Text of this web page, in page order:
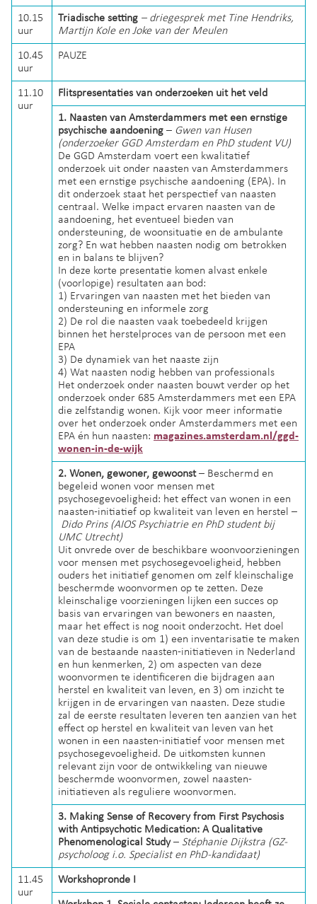
10.15
uur
Triadische setting – driegesprek met Tine Hendriks,
Martijn Kole en Joke van der Meulen
10.45
uur
PAUZE
11.10
uur
Flitspresentaties van onderzoeken uit het veld
1. Naasten van Amsterdammers met een ernstige
psychische aandoening – Gwen van Husen
(onderzoeker GGD Amsterdam en PhD student VU)
De GGD Amsterdam voert een kwalitatief
onderzoek uit onder naasten van Amsterdammers
met een ernstige psychische aandoening (EPA). In
dit onderzoek staat het perspectief van naasten
centraal. Welke impact ervaren naasten van de
aandoening, het eventueel bieden van
ondersteuning, de woonsituatie en de ambulante
zorg? En wat hebben naasten nodig om betrokken
en in balans te blijven?
In deze korte presentatie komen alvast enkele
(voorlopige) resultaten aan bod:
1) Ervaringen van naasten met het bieden van
ondersteuning en informele zorg
2) De rol die naasten vaak toebedeeld krijgen
binnen het herstelproces van de persoon met een
EPA
3) De dynamiek van het naaste zijn
4) Wat naasten nodig hebben van professionals
Het onderzoek onder naasten bouwt verder op het
onderzoek onder 685 Amsterdammers met een EPA
die zelfstandig wonen. Kijk voor meer informatie
over het onderzoek onder Amsterdammers met een
EPA én hun naasten: magazines.amsterdam.nl/ggd-
wonen-in-de-wijk
2. Wonen, gewoner, gewoonst– Beschermd en
begeleid wonen voor mensen met
psychosegevoeligheid: het effect van wonen in een
naasten-initiatief op kwaliteit van leven en herstel –
Dido Prins (AIOS Psychiatrie en PhD student bij
UMC Utrecht)
Uit onvrede over de beschikbare woonvoorzieningen
voor mensen met psychosegevoeligheid, hebben
ouders het initiatief genomen om zelf kleinschalige
beschermde woonvormen op te zetten. Deze
kleinschalige voorzieningen lijken een succes op
basis van ervaringen van bewoners en naasten,
maar het effect is nog nooit onderzocht. Het doel
van deze studie is om 1) een inventarisatie te maken
van de bestaande naasten-initiatieven in Nederland
en hun kenmerken, 2) om aspecten van deze
woonvormen te identificeren die bijdragen aan
herstel en kwaliteit van leven, en 3) om inzicht te
krijgen in de ervaringen van naasten. Deze studie
zal de eerste resultaten leveren ten aanzien van het
effect op herstel en kwaliteit van leven van het
wonen in een naasten-initiatief voor mensen met
psychosegevoeligheid. De uitkomsten kunnen
relevant zijn voor de ontwikkeling van nieuwe
beschermde woonvormen, zowel naasten-
initiatieven als reguliere woonvormen.
3. Making Sense of Recovery from First Psychosis
with Antipsychotic Medication: A Qualitative
Phenomenological Study– Stéphanie Dijkstra (GZ-
psycholoog i.o. Specialist en PhD-kandidaat)
11.45
uur
Workshopronde I